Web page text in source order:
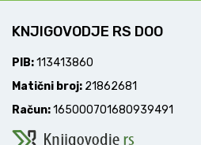
KNJIGOVODJE RS DOO
PIB:113413860
Matični broj: 21862681
Račun:165000701680939491